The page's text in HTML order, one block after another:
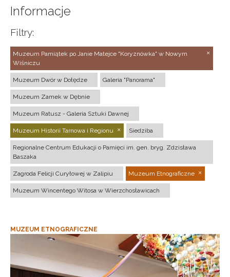
Informacje
Filtry:
Muzeum Pamiątek po Janie Matejce "Koryznówka" w Nowym
Wiśniczu
Muzeum Dwór w Dołędze Galeria "Panorama"
Muzeum Zamek w Dębnie
Muzeum Ratusz - Galeria Sztuki Dawnej
Muzeum Historii Tarnowa i Regionu Siedziba
Regionalne Centrum Edukacji o Pamięci im. gen. bryg. Zdzisława
Baszaka
Zagroda Felicji Curyłowej w Zalipiu Muzeum Etnograficzne
Muzeum Wincentego Witosa w Wierzchosławicach
MUZEUM ETNOGRAFICZNE